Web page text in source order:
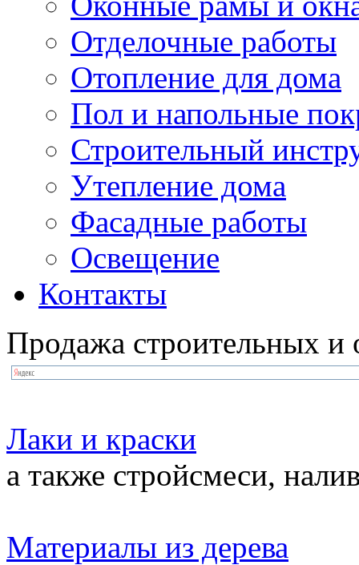
Отделочные работы
Отопление для дома
Пол и напольные
Строительный
Утепление дома
Фасадные работы
Освещение
Контакты
Продажа строительных и
Лаки и краски
а также стройсмеси,
Материалы из дерева